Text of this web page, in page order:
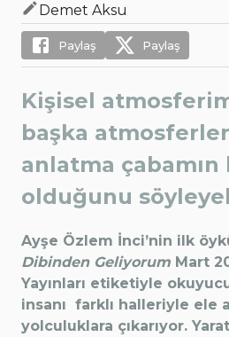
Demet Aksu
Paylaş Paylaş
Kişisel
başka
anlatma çabamın
olduğunu
Ayşe Özlem İnci’nin ilk
Dibinden Geliyorum Mart
Yayınları etiketiyle
insanı farklı halleriyle ele
yolculuklara çıkarıyor.